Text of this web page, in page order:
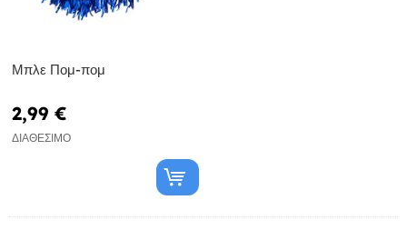
Μπλε Πομ-πομ
2,99 €
ΔΙΑΘΈΣΙΜΟ